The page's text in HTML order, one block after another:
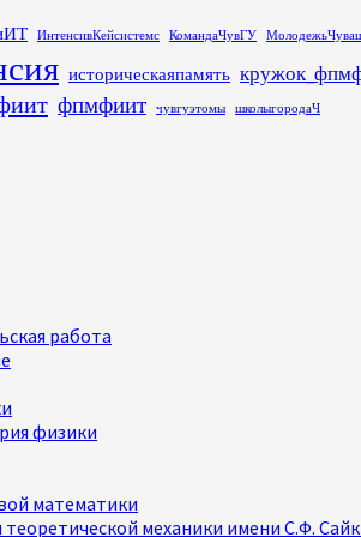
ИнтенсивКейсистемс КомандаЧувГУ
историческаяпамять
фпмфиит чувгуэтомы школыгородаЧ
работа
физики
математики
механики имени С.Ф.